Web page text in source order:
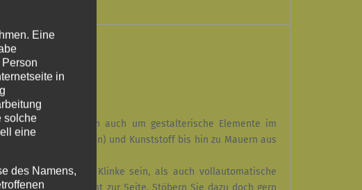
sondern auch um gestalterische Elemente im
(Maschendrahtzaun) und Kunststoff bis hin zu Mauern aus
Gehwegtore mit Klinke sein, als auch vollautomatische
kompetent zur Seite. Stöbern Sie dazu doch gern
Eine
in
solche
eine
des Namens,